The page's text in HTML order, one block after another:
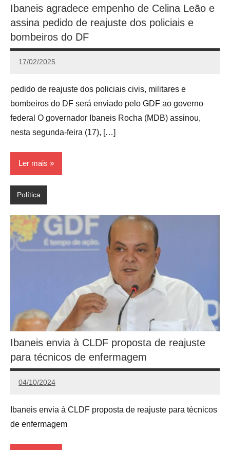
Ibaneis agradece empenho de Celina Leão e
assina pedido de reajuste dos policiais e
bombeiros do DF
17/02/2025
Calango
pedido de reajuste dos policiais civis, militares e
bombeiros do DF será enviado pelo GDF ao governo
federal O governador Ibaneis Rocha (MDB) assinou,
nesta segunda-feira (17), […]
Ler mais
Política
Ibaneis envia à CLDF proposta de reajuste
para técnicos de enfermagem
04/10/2024
Calango
Ibaneis envia à CLDF proposta de reajuste para técnicos
de enfermagem